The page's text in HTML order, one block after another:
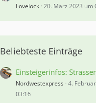
Lovelock 20. März 2023 um
Beliebteste Einträge
Einsteigerinfos:
Nordwestexpress 4.
03:16